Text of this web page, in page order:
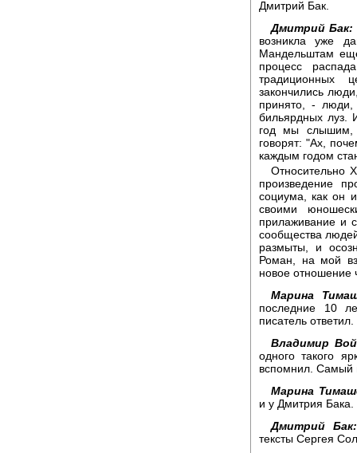
Дмитрий Бак.
Дмитрий Бак:
возникла уже
Мандельштам
процесс
традиционных
закончились
принято, -
бильярдных луз.
год мы слышим,
говорят: "Ах,
каждым годом
Относительно
произведение
социума, как он
своими
прилаживание и
сообщества
размыты, и
Роман, на мой
новое отношение
Марина
последние 10
писатель ответил.
Владимир
одного такого
вспомнил. Самый
Марина
и у Дмитрия Бака.
Дмитрий Бак:
тексты Сергея